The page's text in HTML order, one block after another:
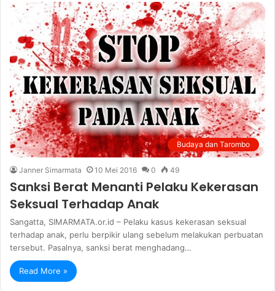
Budaya dan Tarombo
Janner Simarmata 10 Mei 2016 0 49
Sanksi Berat Menanti Pelaku Kekerasan
Seksual Terhadap Anak
Sangatta, SIMARMATA.or.id – Pelaku kasus kekerasan seksual
terhadap anak, perlu berpikir ulang sebelum melakukan perbuatan
tersebut. Pasalnya, sanksi berat menghadang…
Read More »